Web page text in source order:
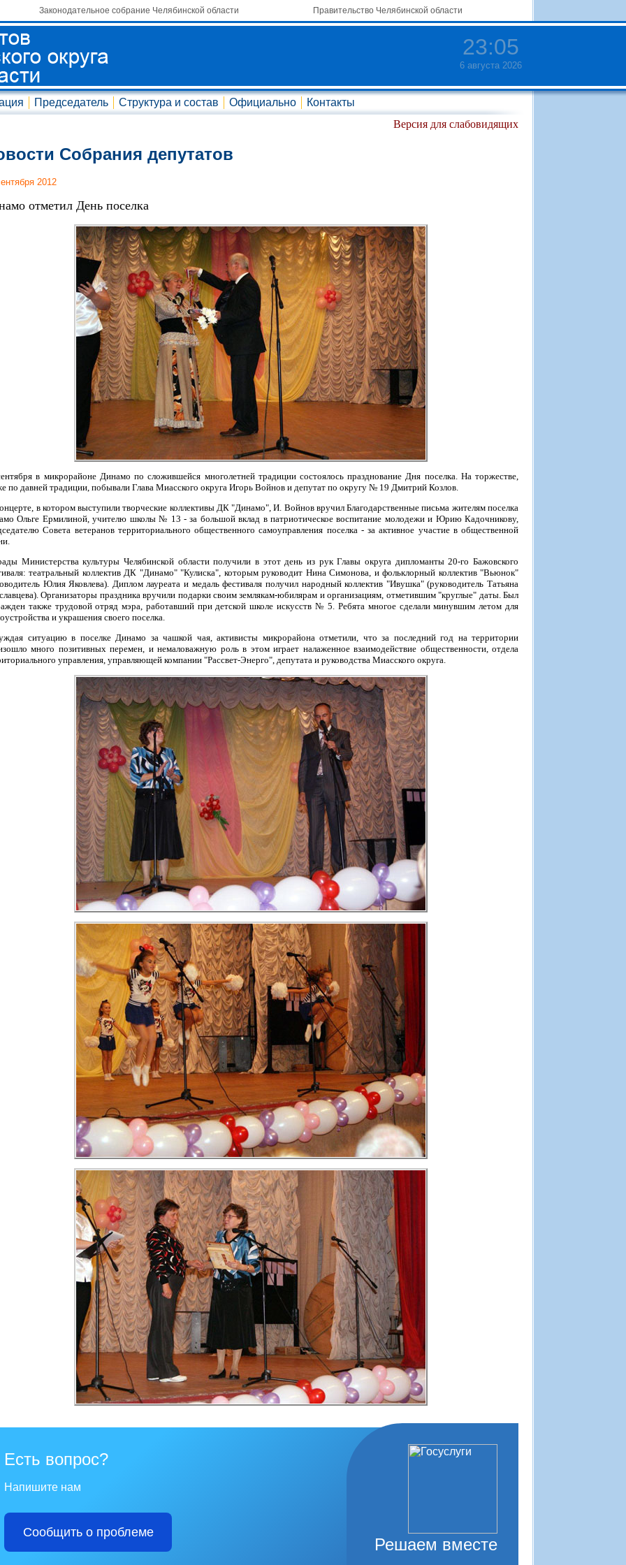
Законодательное собрание Челябинской области Правительство Челябинской области
23:05
6 августа 2026
Председатель Структура и состав Официально
Контакты
Версия для слабовидящих
Собрания депутатов
2012
отметил День поселка
в микрорайоне Динамо по сложившейся многолетней традиции состоялось празднование Дня поселка. На торжестве,
по давней традиции, побывали Глава Миасского округа Игорь Войнов и депутат по округу № 19 Дмитрий Козлов.
в котором выступили творческие коллективы ДК "Динамо", И. Войнов вручил Благодарственные письма жителям поселка
Ольге Ермилиной, учителю школы № 13 - за большой вклад в патриотическое воспитание молодежи и Юрию Кадочникову,
Совета ветеранов территориального общественного самоуправления поселка - за активное участие в общественной
Министерства культуры Челябинской области получили в этот день из рук Главы округа дипломанты 20-го Бажовского
театральный коллектив ДК "Динамо" "Кулиска", которым руководит Нина Симонова, и фольклорный коллектив "Вьюнок"
Юлия Яковлева). Диплом лауреата и медаль фестиваля получил народный коллектив "Ивушка" (руководитель Татьяна
Организаторы праздника вручили подарки своим землякам-юбилярам и организациям, отметившим "круглые" даты. Был
также трудовой отряд мэра, работавший при детской школе искусств № 5. Ребята многое сделали минувшим летом для
и украшения своего поселка.
ситуацию в поселке Динамо за чашкой чая, активисты микрорайона отметили, что за последний год на территории
много позитивных перемен, и немаловажную роль в этом играет налаженное взаимодействие общественности, отдела
управления, управляющей компании "Рассвет-Энерго", депутата и руководства Миасского округа.
Решаем вместе
Есть вопрос?
Напишите нам
Сообщить о проблеме